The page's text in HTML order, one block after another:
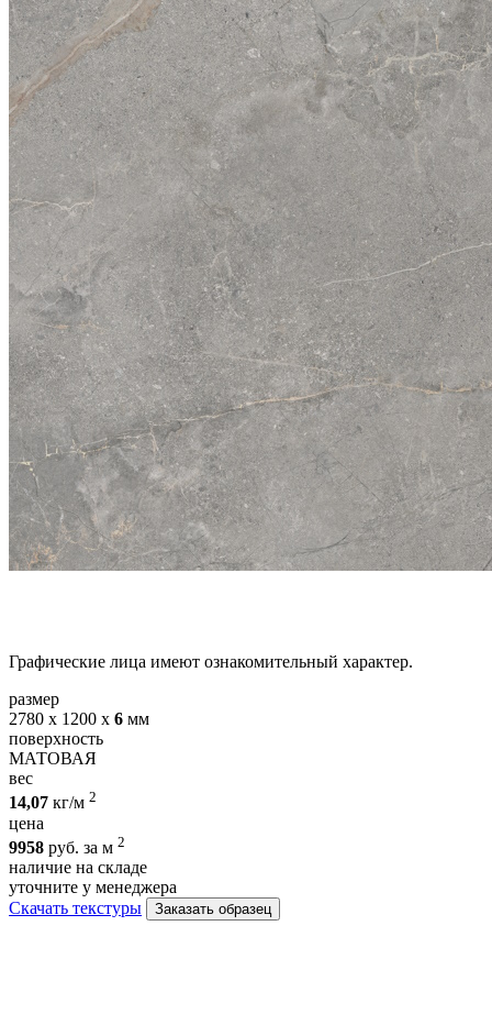
Графические лица имеют ознакомительный характер.
размер
2780 х 1200 х 6 мм
поверхность
МАТОВАЯ
вес
14,07 кг/м 2
цена
9958 руб. за м 2
наличие на складе
уточните у менеджера
Скачать текстуры
Заказать образец